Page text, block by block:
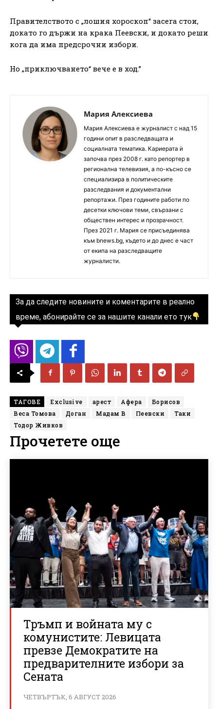
Правителството с „лошия хороскоп“ засега стои,
докато го държи на крака Пеевски, и докато реши
кога да има предсрочни избори.
Но „приключването“ вече е в ход.”
Мария Алексиева
Мария Алексиева е журналист с над 15
години опит в разследващата и
социалната тематика. Кариерата ѝ
започва през 2008 г. като репортер в
регионална телевизия, а по-късно се
специализира в политическите
разследвания и документални
репортажи. През годините работи по
десетки ключови теми, свързани с
обществен интерес и прозрачност.
През 2021 г. Мария се присъединява
към bnews.bg, където и до днес е част
от екипа на разследващите
журналисти.
За да следите новините и коментарите в реално
време, абонирайте се за нашите канали ето тук
ТАГОВЕ Exclusive арест Афера
Борисов
Веса Томова
Доган Мадам В Пеевски
Таки
Тодор Живков
Прочетете още
Тръмп и войната му с
комунистите: Левицата
превзе Демократите на
предварителните избори за
Сената
ЧЕТВЪРТЪК, 6 АВГУСТ 2026